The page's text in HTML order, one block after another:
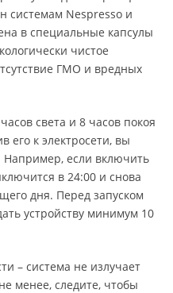
системам Nespresso и
в специальные капсулы
чистое
ГМО и вредных
света и 8 часов покоя
его к электросети, вы
Например, если включить
в 24:00 и снова
дня. Перед запуском
устройству минимум 10
– система не излучает
менее, следите, чтобы